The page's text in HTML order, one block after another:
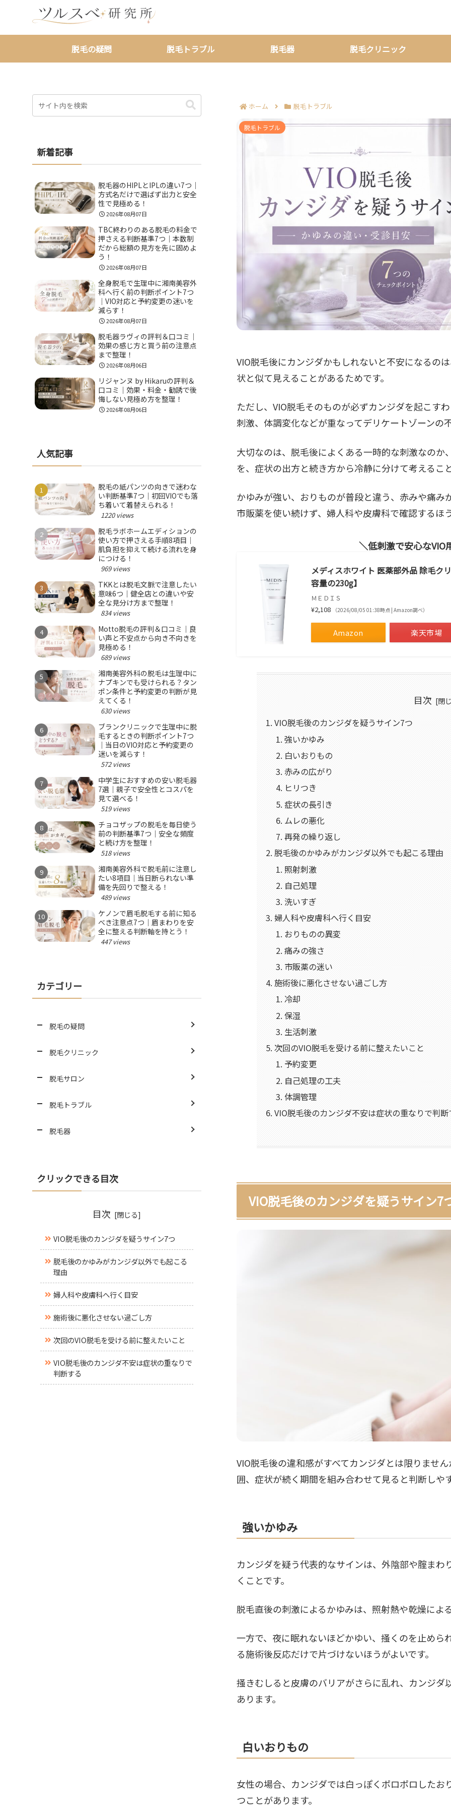
脱毛の疑問 脱毛トラブル 脱毛器 脱毛クリニック
ホーム 脱毛トラブル
VIO脱毛後のカンジダを疑うサイン7つ｜
脱毛トラブル
VIO脱毛後にカンジダかもしれないと不安になるの
状と似て見えることがあるためです。
ただし、VIO脱毛そのものが必ずカンジダを起こす
刺激、体調変化などが重なってデリケートゾーンの
大切なのは、脱毛後によくある一時的な刺激なの
を、症状の出方と続き方から冷静に分けて考えるこ
かゆみが強い、おりものが普段と違う、赤みや痛
市販薬を使い続けず、婦人科や皮膚科で確認するほ
低刺激で安心なVIO
メディスホワイト 医薬部外品 除毛
容量の230g】
ＭＥＤＩＳ
¥2,108 （2026/08/05 01:38時点 | Amazon調べ）
Amazon 楽天市場
目次
VIO脱毛後のカンジダを疑うサイン7つ
強いかゆみ
白いおりもの
赤みの広がり
ヒリつき
症状の長引き
ムレの悪化
再発の繰り返し
脱毛後のかゆみがカンジダ以外でも起こる理由
照射刺激
自己処理
洗いすぎ
婦人科や皮膚科へ行く目安
おりものの異変
痛みの強さ
市販薬の迷い
施術後に悪化させない過ごし方
冷却
保湿
生活刺激
次回のVIO脱毛を受ける前に整えたいこと
予約変更
自己処理の工夫
体調管理
VIO脱毛後のカンジダ不安は症状の重なりで判断
VIO脱毛後のカンジダを疑うサイン7
VIO脱毛後の違和感がすべてカンジダとは限りませ
囲、症状が続く期間を組み合わせて見ると判断しや
強いかゆみ
カンジダを疑う代表的なサインは、外陰部や腟ま
くことです。
脱毛直後の刺激によるかゆみは、照射熱や乾燥によ
一方で、夜に眠れないほどかゆい、掻くのを止め
る施術後反応だけで片づけないほうがよいです。
掻きむしると皮膚のバリアがさらに乱れ、カンジ
あります。
白いおりもの
女性の場合、カンジダでは白っぽくポロポロした
つことがあります。
新着記事
脱毛器のHIPLとIPLの違い7つ｜
方式名だけで選ばず出力と安全
性で見極める！
2026年08月07日
TBC終わりのある脱毛の料金で
押さえる判断基準7つ｜本数制
だから総額の見方を先に固めよ
う！
2026年08月07日
全身脱毛で生理中に湘南美容外
科へ行く前の判断ポイント7つ
｜VIO対応と予約変更の迷いを
減らす！
2026年08月07日
脱毛器ラヴィの評判＆口コミ｜
効果の感じ方と買う前の注意点
まで整理！
2026年08月06日
リジャンヌ by Hikaruの評判＆
口コミ｜効果・料金・勧誘で後
悔しない見極め方を整理！
2026年08月06日
人気記事
脱毛の紙パンツの向きで迷わな
い判断基準7つ｜初回VIOでも落
ち着いて着替えられる！
1220 views
脱毛ラボホームエディションの
使い方で押さえる手順8項目｜
肌負担を抑えて続ける流れを身
につける！
969 views
TKKとは脱毛文脈で注意したい
意味6つ｜健全店との違いや安
全な見分け方まで整理！
834 views
Motto脱毛の評判＆口コミ｜良
い声と不安点から向き不向きを
見極める！
689 views
湘南美容外科の脱毛は生理中に
ナプキンでも受けられる？タン
ポン条件と予約変更の判断が見
えてくる！
630 views
ブランクリニックで生理中に脱
毛するときの判断ポイント7つ
｜当日のVIO対応と予約変更の
迷いを減らす！
572 views
中学生におすすめの安い脱毛器
7選｜親子で安全性とコスパを
見て選べる！
519 views
チョコザップの脱毛を毎日使う
前の判断基準7つ｜安全な頻度
と続け方を整理！
518 views
湘南美容外科で脱毛前に注意し
たい8項目｜当日断られない準
備を先回りで整える！
489 views
ケノンで眉毛脱毛する前に知る
べき注意点7つ｜眉まわりを安
全に整える判断軸を持とう！
447 views
カテゴリー
脱毛の疑問
脱毛クリニック
脱毛サロン
脱毛トラブル
脱毛器
クリックできる目次
目次
VIO脱毛後のカンジダを疑うサイン7つ
脱毛後のかゆみがカンジダ以外でも起こる
理由
婦人科や皮膚科へ行く目安
施術後に悪化させない過ごし方
次回のVIO脱毛を受ける前に整えたいこと
VIO脱毛後のカンジダ不安は症状の重なりで
判断する